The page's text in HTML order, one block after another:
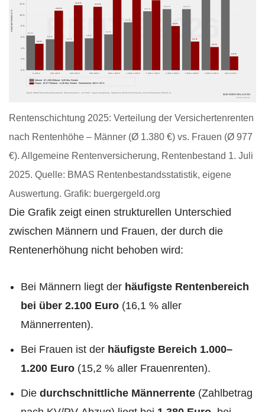
RENTE 2026
0 %
2 %
4 %
6 %
8 %
10 %
12 %
Anteil der Renten in %
6,3 %
4,8 %
0–200 €
5,6 %
10,8 %
200–400 €
5,2 %
11,8 %
400–600 €
5,8 %
11,5 %
600–800 €
6,5 %
800–1.000 €
8,7 %
1.000–1.200 €
10,7 %
1.200–1.400 €
11,1 %
8,0 %
1.400–1.600 €
11,1 %
5,2 %
1.600–1.800 €
4,2 %
1.800–2.100 €
2,5 %
über 2.100 €
Männer · Ø 1.380 €/Monat · 8,69 Mio. Renten
Frauen · Ø 977 €/Monat · 11,36 Mio. Renten · Rentenlücke: 403 € / 29 %
Quelle: BMAS Rentenbestandsstatistik, Rentenbestand 1. Juli 2025 · eigene Auswertung · Allgemeine Rentenversicherung, Versichertenrenten (Tabelle 9)
BUERGERGELD.ORG
© Peter Piekarz
Rentenschichtung 2025: Verteilung der Versichertenrenten
nach Rentenhöhe – Männer (Ø 1.380 €) vs. Frauen (Ø 977
€). Allgemeine Rentenversicherung, Rentenbestand 1. Juli
2025. Quelle: BMAS Rentenbestandsstatistik, eigene
Auswertung. Grafik: buergergeld.org
Die Grafik zeigt einen strukturellen Unterschied
zwischen Männern und Frauen, der durch die
Rentenerhöhung nicht behoben wird:
Bei Männern liegt der häufigste Rentenbereich
bei über 2.100 Euro (16,1 % aller
Männerrenten).
Bei Frauen ist der häufigste Bereich 1.000–
1.200 Euro (15,2 % aller Frauenrenten).
Die durchschnittliche Männerrente (Zahlbetrag